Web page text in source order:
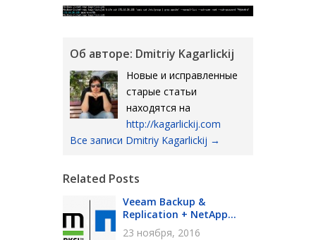
Об авторе: Dmitriy Kagarlickij
Новые и исправленные
старые статьи
находятся на
http://kagarlickij.com
Все записи Dmitriy Kagarlickij →
Related Posts
Veeam Backup &
Replication + NetApp...
23 ноября, 2016